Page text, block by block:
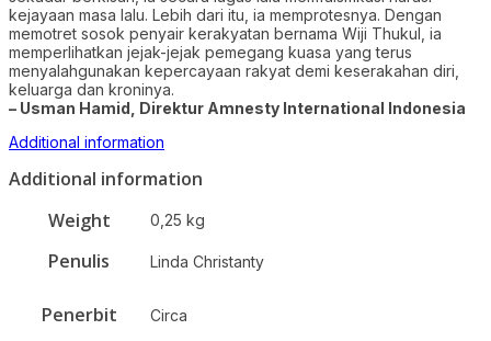
kejayaan masa lalu. Lebih dari itu, ia memprotesnya. Dengan
memotret sosok penyair kerakyatan bernama Wiji Thukul, ia
memperlihatkan jejak-jejak pemegang kuasa yang terus
menyalahgunakan kepercayaan rakyat demi keserakahan diri,
keluarga dan kroninya.
– Usman Hamid, Direktur Amnesty International Indonesia
Additional information
Additional information
Weight
0,25 kg
Penulis Linda Christanty
Penerbit Circa